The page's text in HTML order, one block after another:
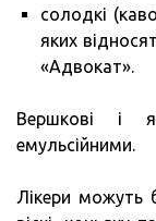
солодкі
яких
«Адвокат».
Вершкові і
емульсійними.
Лікери можуть